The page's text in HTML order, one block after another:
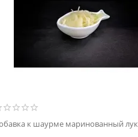
к шаурме маринованный лук